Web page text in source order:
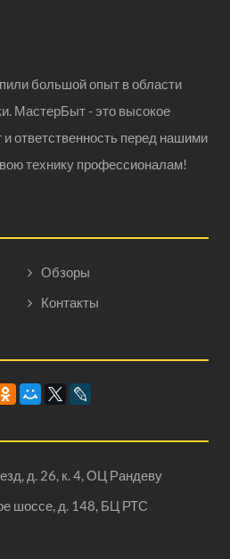
большой опыт в области
МастерБыт - это высокое
и ответственность перед нашими
технику профессионалам!
Обзоры
Контакты
д. 26, к. 4, ОЦ Рандеву
шоссе, д. 148, БЦ РТС